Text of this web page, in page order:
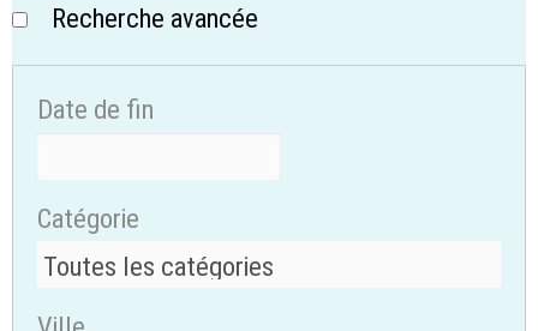
Recherche avancée
Date de fin
Catégorie